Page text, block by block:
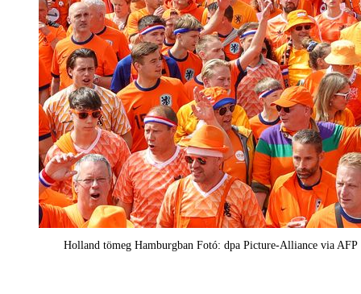
Holland tömeg Hamburgban Fotó: dpa Picture-Alliance via AFP